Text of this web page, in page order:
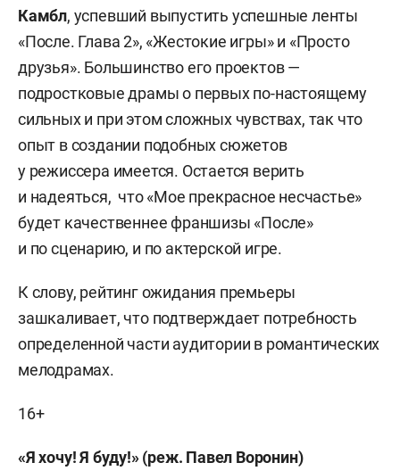
Камбл, успевший выпустить успешные ленты
«После. Глава 2», «Жестокие игры» и «Просто
друзья». Большинство его проектов —
подростковые драмы о первых по-настоящему
сильных и при этом сложных чувствах, так что
опыт в создании подобных сюжетов
у режиссера имеется. Остается верить
и надеяться, что «Мое прекрасное несчастье»
будет качественнее франшизы «После»
и по сценарию, и по актерской игре.
К слову, рейтинг ожидания премьеры
зашкаливает, что подтверждает потребность
определенной части аудитории в романтических
мелодрамах.
16+
«Я хочу! Я буду!» (реж. Павел Воронин)